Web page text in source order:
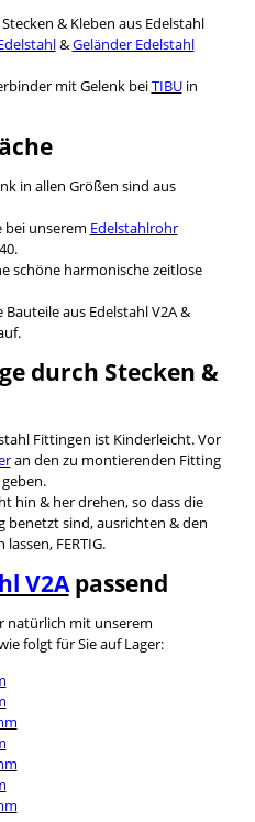
& Kleben aus Edelstahl
&Geländer Edelstahl
mit Gelenk beiTIBUin
in allen Größen sind aus
bei unserem Edelstahlrohr
schöne harmonische zeitlose
aus Edelstahl V2A &
durch Stecken &
Fittingen ist Kinderleicht. Vor
an den zu montierenden Fitting
hin & her drehen, so dass die
benetzt sind, ausrichten & den
FERTIG.
V2Apassend
natürlich mit unserem
folgt für Sie auf Lager: